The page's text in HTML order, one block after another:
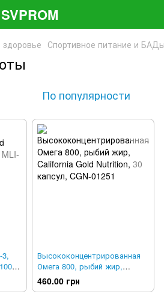
SVPROM
Спортивное питание и
По популярности
Высококонцентрированная
Омега 800, рыбий жир,
California Gold Nutrition, 30
капсул, CGN-01251
460.00 грн